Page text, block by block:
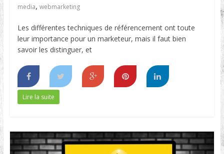
media, webmarketing
Les différentes techniques de référencement ont toute
leur importance pour un marketeur, mais il faut bien
savoir les distinguer, et
Lire la suite